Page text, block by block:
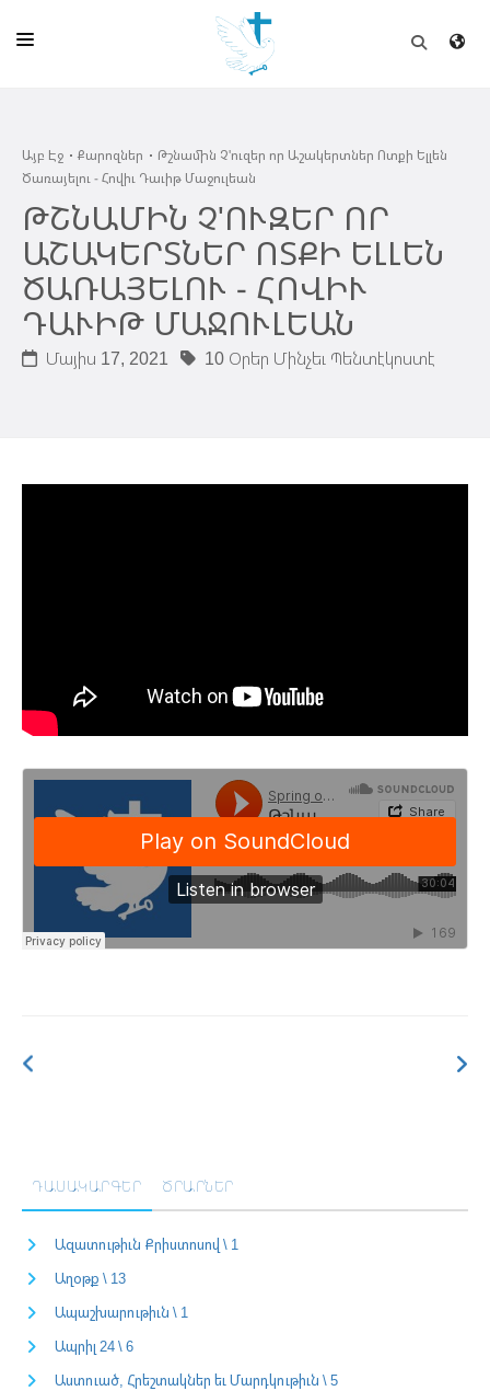
ԵԿԵՂԵՑԻ
ՈՒՂԻՂ
ԴՊՐՈՑ
ՀՐԱՊԱՐԱԿՈՒՄՆԵՐ
ՆՈՒԻՐԱՏՈՒՈՒԹԻՒՆ
Այբ Էջ Քարոզներ
Թշնամին Չ'ուզեր որ Աշակերտներ Ոտքի Ելլեն
Ծառայելու - Հովիւ Դաւիթ Մաջուլեան
ԹՇՆԱՄԻՆ Չ'ՈՒԶԵՐ ՈՐ
ԱՇԱԿԵՐՏՆԵՐ ՈՏՔԻ ԵԼԼԵՆ
ԾԱՌԱՅԵԼՈՒ - ՀՈՎԻՒ
ԴԱՒԻԹ ՄԱՋՈՒԼԵԱՆ
Մայիս 17, 2021 10 Օրեր Մինչեւ Պենտէկոստէ
ԴԱՍԱԿԱՐԳԵՐ ԾՐԱՐՆԵՐ
Ազատութիւն Քրիստոսով \ 1
Աղօթք \ 13
Ապաշխարութիւն \ 1
Ապրիլ 24 \ 6
Աստուած, Հրեշտակներ եւ Մարդկութիւն \ 5